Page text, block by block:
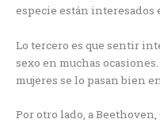
especie están interesados
Lo tercero es que sentir
sexo en muchas
mujeres se lo pasan bien
Por otro lado, a